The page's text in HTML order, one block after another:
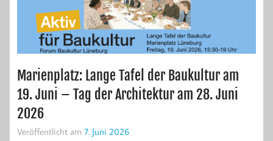
Marienplatz: Lange Tafel der Baukultur am
19. Juni – Tag der Architektur am 28. Juni
2026
Veröffentlicht am 7. Juni 2026